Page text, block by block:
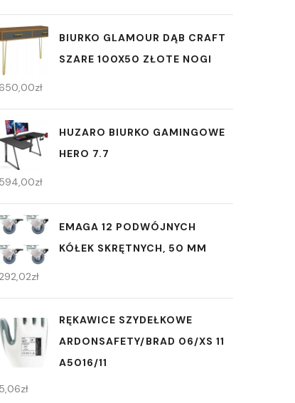
BIURKO GLAMOUR DĄB CRAFT
SZARE 100X50 ZŁOTE NOGI
650,00zł
HUZARO BIURKO GAMINGOWE
HERO 7.7
594,00zł
EMAGA 12 PODWÓJNYCH
KÓŁEK SKRĘTNYCH, 50 MM
292,02zł
RĘKAWICE SZYDEŁKOWE
ARDONSAFETY/BRAD 06/XS 11
A5016/11
5,06zł